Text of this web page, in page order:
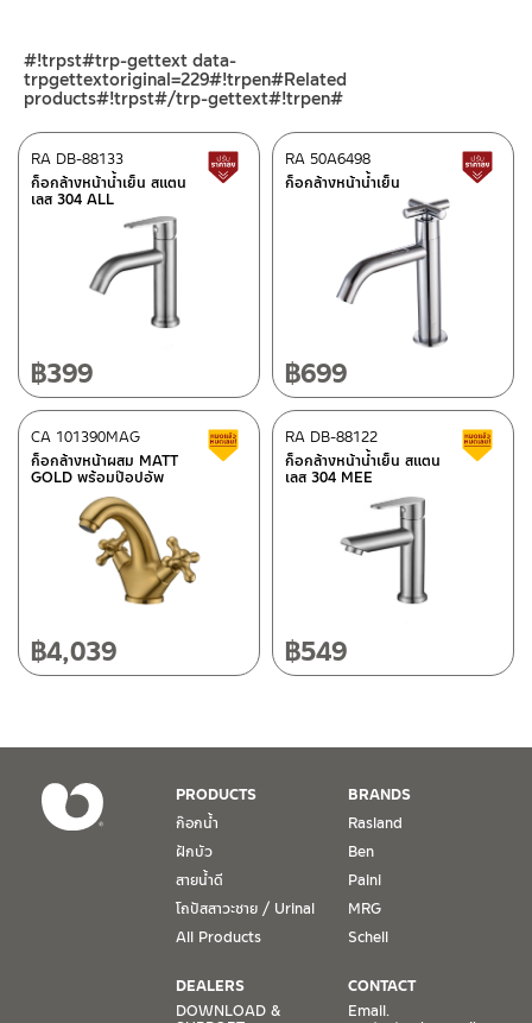
ศูนย์บริการและอะไหล่ กรุงเทพฯ
662/61-62 ถนน พระราม3 แขวงบางโพงพาง เขตยานนาวา กรุงเทพฯ
โทร: 02-358-0080 / 080-075-8668 / 091-545-0556
ศูนย์บริการและอะไหล่
118/33 โครงการอรสิริน ม.8 ต.สันปูเลย อ.ดอยสะเก็ด เชียงใหม่
50220
โทร: 080-075-2626
วันและเวลาทำการ
วันจันทร์ – วันศุกร์ เวลา 8:30-17:30 น.
วันเสาร์ เวลา 8:30-15:00 น.
หยุดวันอาทิตย์ และวันหยุดนักขัตฤกษ์
เงื่อนไขการรับประกันสินค้าได้ หากไม่มีเอกสารดังกล่าว
2. การรับประกันสินค้า จะรับประกันฉพาะสินค้าที่อยู่ในสภาพการใช้งาน
ปกติ หากมีตำหนิ ชำรุด ร้าว ตกพื้น หรือสภาพภายนอกอยู่ในสภาพที่ใช้
งานไม่ได้ ทางบริษัทฯ ถือว่าไม่อยู่ในเงื่อนไขการรับประกัน
3. การรับประกันสินค้า จะรับประกันเฉพาะชิ้นส่วนที่แจ้ง เช่น ก๊อกน้ำ จะ
เปลี่ยนเฉพาะชิ้นส่วนที่รับประกันนั้นๆ
–Shopee
–Lazada
–ซื้อสินค้าชิ้นนี้บน Shopee>>คลิกที่นี่<<
–ซื้อสินค้าชิ้นนี้บน Lazada>> คลิกที่นี่<<
ติดต่อพนักงานขาย / Contact Sales Staff
โทร: 02-285-5795
@charnpaiboon.sales
ติดต่อ ชาญไพบูลย์ / Contact Us คลิกที่นี่
#!trpst#trp-gettext data-
trpgettextoriginal=229#!trpen#Related
products#!trpst#/trp-gettext#!trpen#
ก็อกล้างหน้าน้ำเย็น สแตน
เลส 304 ALL
RA DB-88133 สินค้าปรับราคาลดลง
฿399
ก็อกล้างหน้าน้ำเย็น
RA 50A6498
฿699
ก็อกล้างหน้าผสม MATT
GOLD พร้อมป๊อปอัพ
CA 101390MAG สินค้าลดราคา เคลียร์สต็อก
฿4,039
ก็อกล้างหน้าน้ำเย็น สแตน
เลส 304 MEE
RA DB-88122
฿549
PRODUCTS
ก๊อกน้ำ
ฝักบัว
สายน้ำดี
โถปัสสาวะชาย / Urinal
All Products
BRANDS
Rasland
Ben
Paini
MRG
Schell
DEALERS
DOWNLOAD &
CONTACT
Email.